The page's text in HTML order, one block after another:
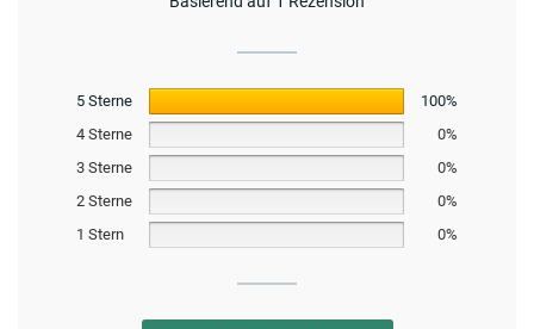
5 Sterne
100%
4 Sterne
0%
3 Sterne
0%
2 Sterne
0%
1 Stern
0%